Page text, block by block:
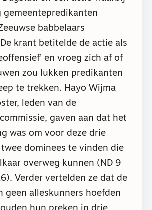
gemeentepredikanten
babbelaars
krant betitelde de actie als
en vroeg zich af of
zou lukken predikanten
te trekken. Hayo Wijma
leden van de
gaven aan dat het
was om voor deze drie
dominees te vinden die
overweg kunnen (ND 9
Verder vertelden ze dat de
geen alleskunners hoefden